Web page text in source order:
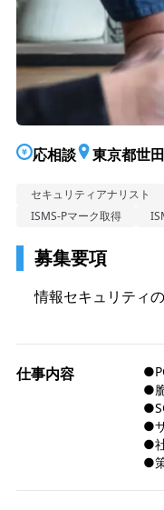
応相談 東京都世
セキュリティアナリスト
ISMS-Pマーク取得
募集要項
情報セキュリティ
仕事内容
●
●
●
●